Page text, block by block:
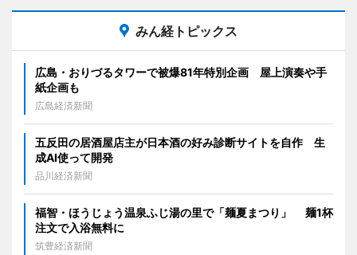
みん経トピックス
広島・おりづるタワーで被爆81年特別企画 屋上演奏や手
紙企画も
広島経済新聞
五反田の居酒屋店主が日本酒の好み診断サイトを自作 生
成AI使って開発
品川経済新聞
福智・ほうじょう温泉ふじ湯の里で「麺夏まつり」 麺1杯
注文で入浴無料に
筑豊経済新聞